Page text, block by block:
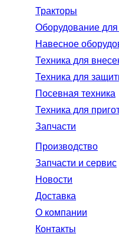
Тракторы
Оборудование
Навесное
Техника для
Техника для
Посевная техника
Техника для
Запчасти
Производство
Запчасти и сервис
Новости
Доставка
О компании
Контакты